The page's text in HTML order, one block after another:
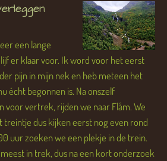
een lange
er klaar voor. Ik word voor het eerst
pijn in mijn nek en heb meteen het
écht begonnen is. Na onszelf
voor vertrek, rijden we naar Flåm. We
treintje dus kijken eerst nog even rond
uur zoeken we een plekje in de trein.
in trek, dus na een kort onderzoek